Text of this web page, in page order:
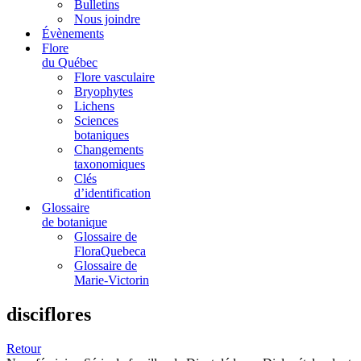
Bulletins
Nous joindre
Évènements
Flore
du Québec
Flore vasculaire
Bryophytes
Lichens
Sciences
botaniques
Changements
taxonomiques
Clés
d’identification
Glossaire
de botanique
Glossaire de
FloraQuebeca
Glossaire de
Marie-Victorin
disciflores
Retour